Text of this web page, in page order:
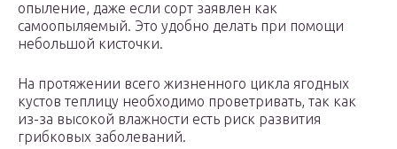
опыление, даже если сорт заявлен как
самоопыляемый. Это удобно делать при помощи
небольшой кисточки.
На протяжении всего жизненного цикла ягодных
кустов теплицу необходимо проветривать, так как
из-за высокой влажности есть риск развития
грибковых заболеваний.